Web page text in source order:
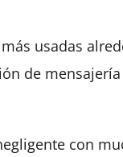
usadas
de
con